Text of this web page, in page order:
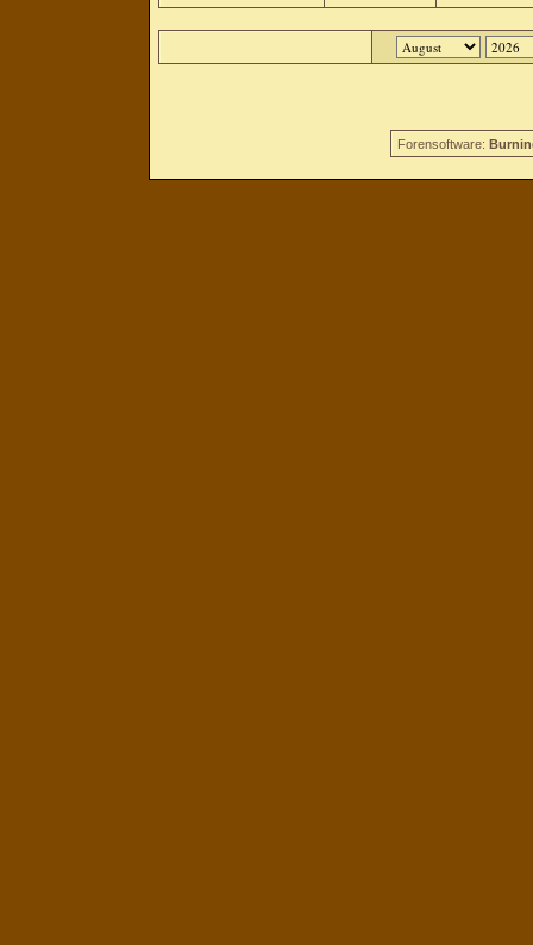
Forensoftware: